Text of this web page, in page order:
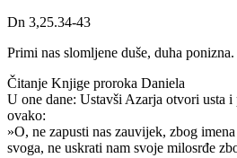
Dn 3,25.34-43
Primi nas slomljene duše, duha ponizna.
Čitanje Knjige proroka Daniela
U one dane: Ustavši Azarja otvori usta i
ovako:
»O, ne zapusti nas zauvijek, zbog
svoga, ne uskrati nam svoje milosrđe